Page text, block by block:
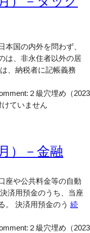
本国の内外を問わず、
は、非永住者以外の居
、納税者に記帳義務
２級穴埋め（2023
ていません
）－金融
座や公共料金等の自動
済用預金のうち、当座
。 決済用預金のう続
２級穴埋め（2023